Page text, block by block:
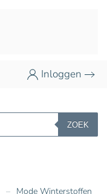
Inloggen
ZOEK
Mode Winterstoffen